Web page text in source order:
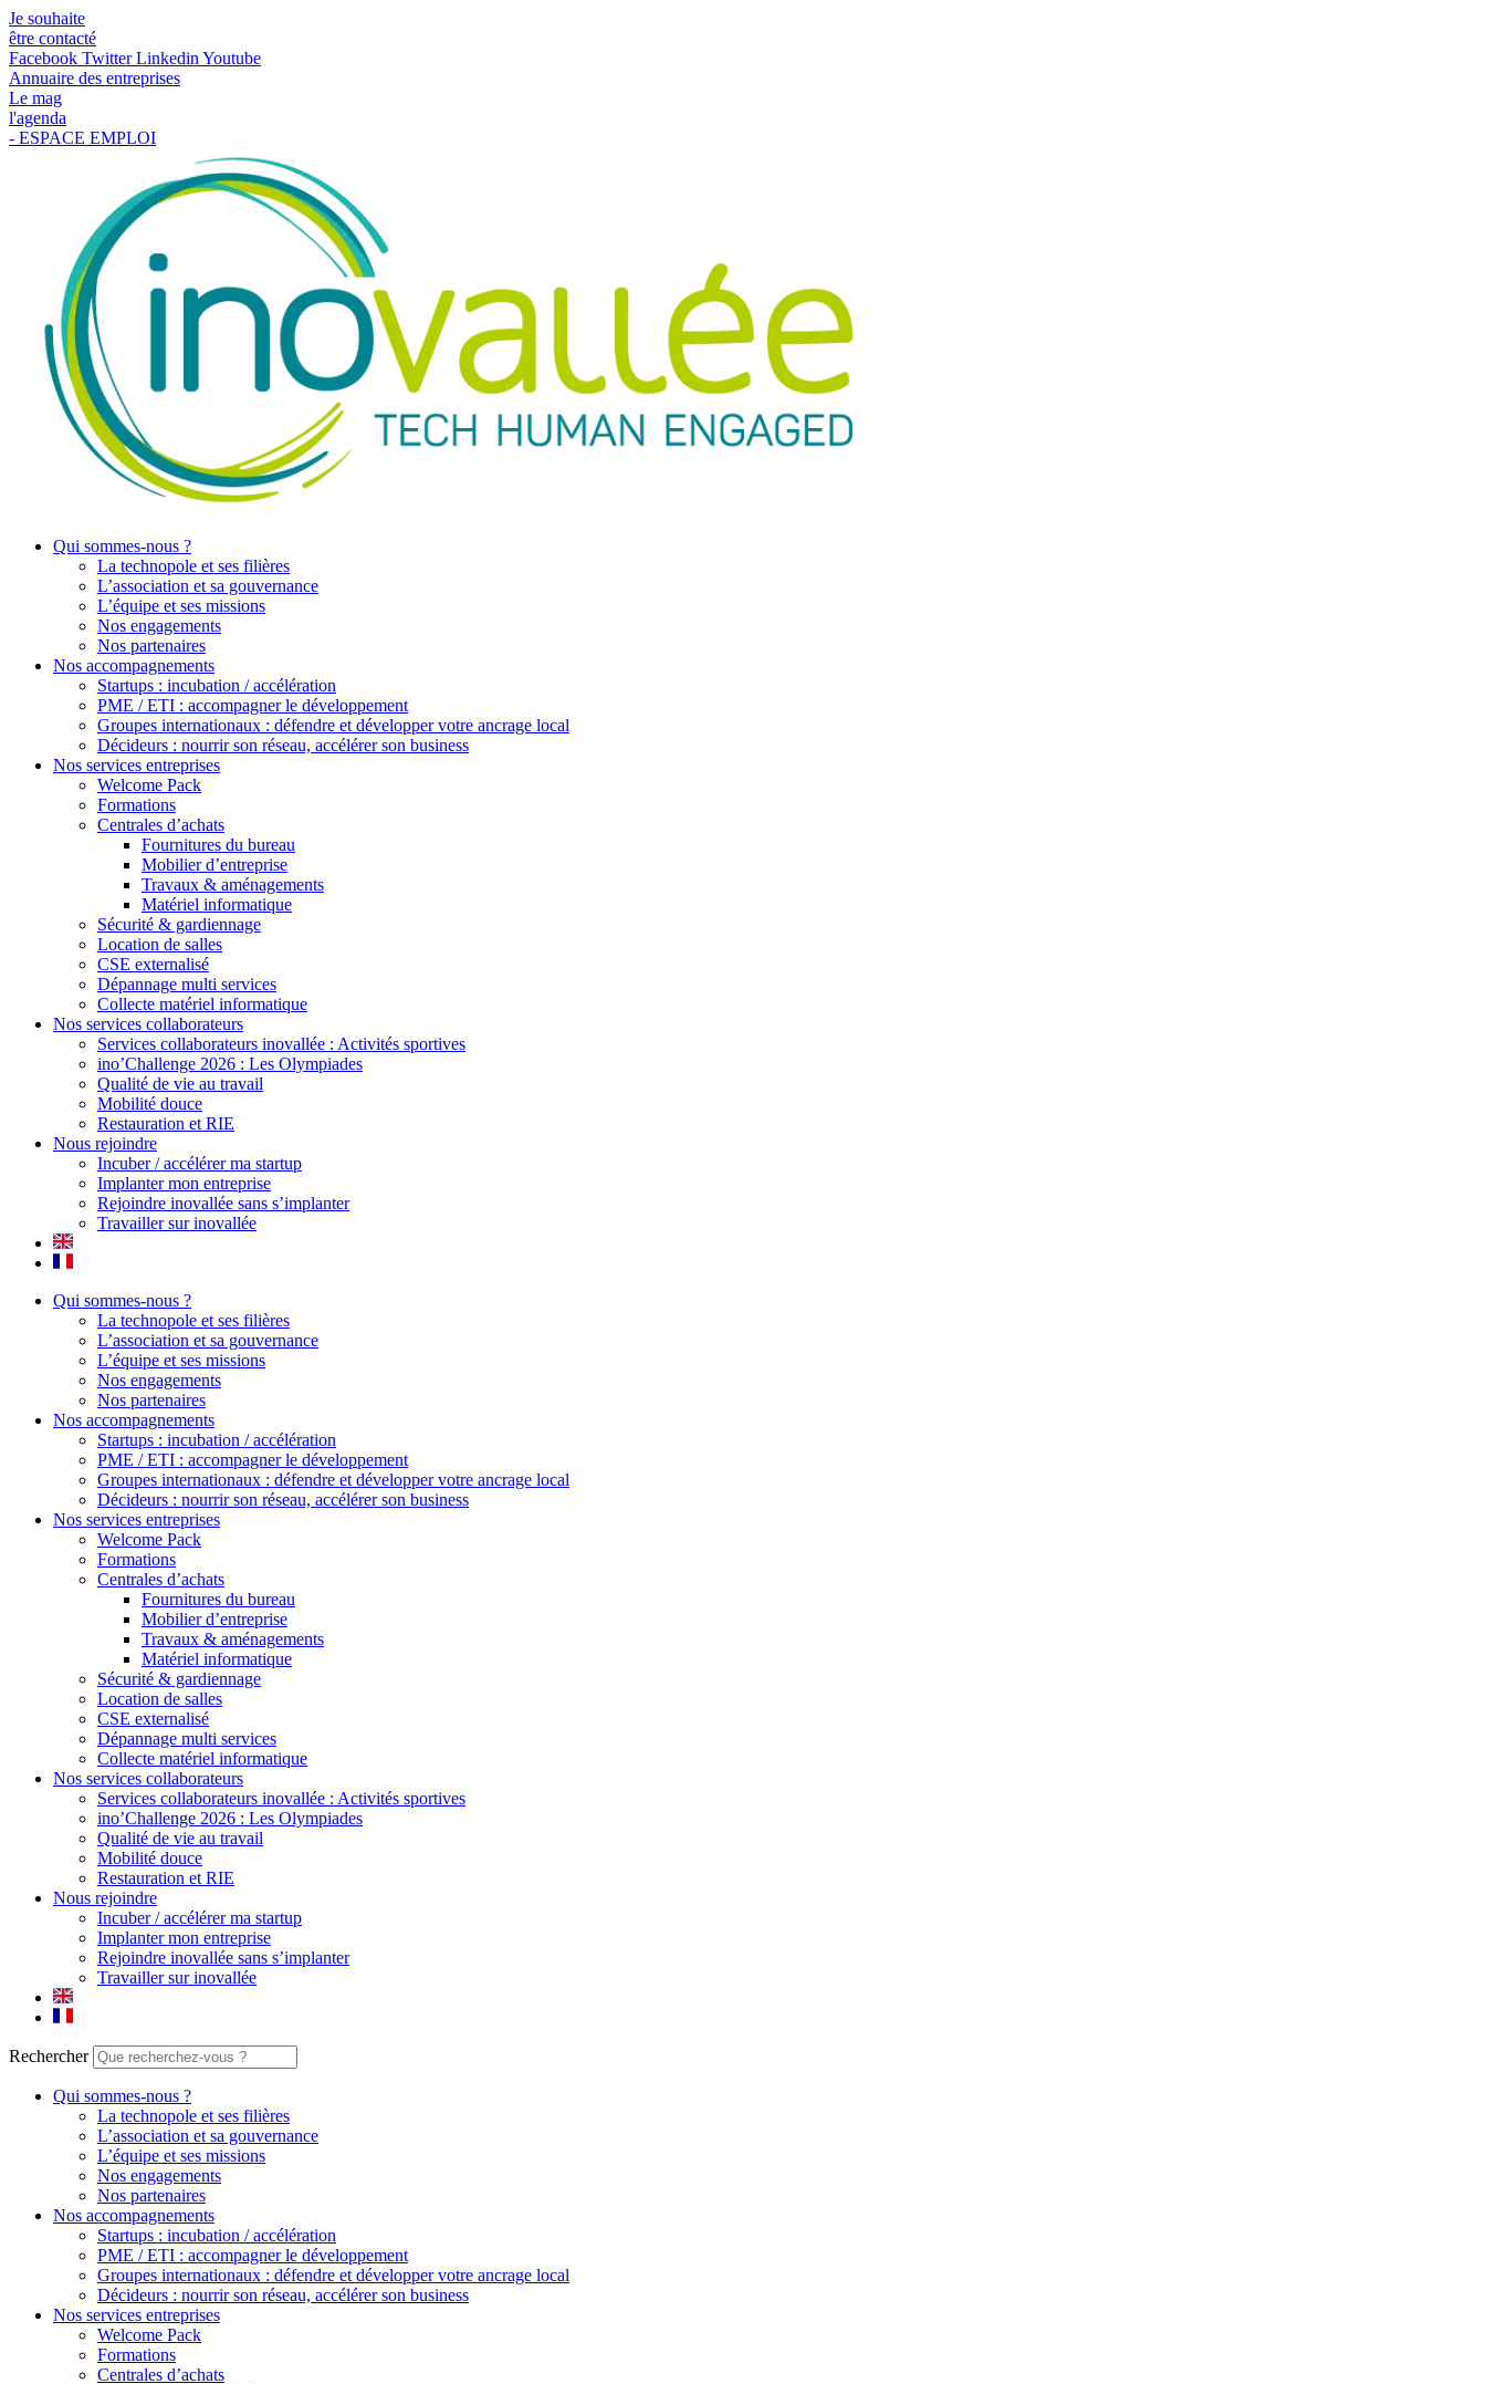
Je souhaite
être contacté
Facebook Twitter Linkedin Youtube
Annuaire des entreprises
Le mag
l'agenda
- ESPACE EMPLOI
Qui sommes-nous ?
La technopole et ses filières
L’association et sa gouvernance
L’équipe et ses missions
Nos engagements
Nos partenaires
Nos accompagnements
Startups : incubation / accélération
PME / ETI : accompagner le développement
Groupes internationaux : défendre et développer votre ancrage local
Décideurs : nourrir son réseau, accélérer son business
Nos services entreprises
Welcome Pack
Formations
Centrales d’achats
Fournitures du bureau
Mobilier d’entreprise
Travaux & aménagements
Matériel informatique
Sécurité & gardiennage
Location de salles
CSE externalisé
Dépannage multi services
Collecte matériel informatique
Nos services collaborateurs
Services collaborateurs inovallée : Activités sportives
ino’Challenge 2026 : Les Olympiades
Qualité de vie au travail
Mobilité douce
Restauration et RIE
Nous rejoindre
Incuber / accélérer ma startup
Implanter mon entreprise
Rejoindre inovallée sans s’implanter
Travailler sur inovallée
Qui sommes-nous ?
La technopole et ses filières
L’association et sa gouvernance
L’équipe et ses missions
Nos engagements
Nos partenaires
Nos accompagnements
Startups : incubation / accélération
PME / ETI : accompagner le développement
Groupes internationaux : défendre et développer votre ancrage local
Décideurs : nourrir son réseau, accélérer son business
Nos services entreprises
Welcome Pack
Formations
Centrales d’achats
Fournitures du bureau
Mobilier d’entreprise
Travaux & aménagements
Matériel informatique
Sécurité & gardiennage
Location de salles
CSE externalisé
Dépannage multi services
Collecte matériel informatique
Nos services collaborateurs
Services collaborateurs inovallée : Activités sportives
ino’Challenge 2026 : Les Olympiades
Qualité de vie au travail
Mobilité douce
Restauration et RIE
Nous rejoindre
Incuber / accélérer ma startup
Implanter mon entreprise
Rejoindre inovallée sans s’implanter
Travailler sur inovallée
Rechercher
Qui sommes-nous ?
La technopole et ses filières
L’association et sa gouvernance
L’équipe et ses missions
Nos engagements
Nos partenaires
Nos accompagnements
Startups : incubation / accélération
PME / ETI : accompagner le développement
Groupes internationaux : défendre et développer votre ancrage local
Décideurs : nourrir son réseau, accélérer son business
Nos services entreprises
Welcome Pack
Formations
Centrales d’achats